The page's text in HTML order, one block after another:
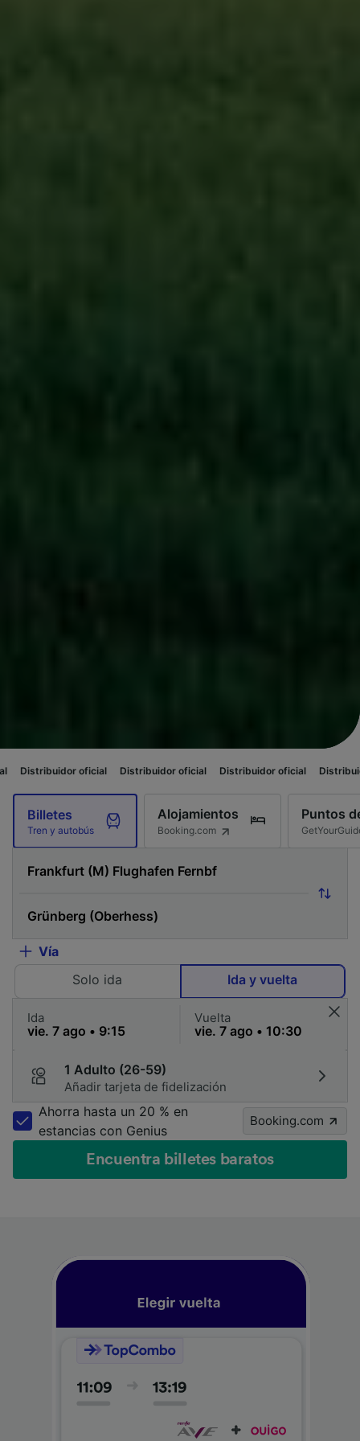
oficial Distribuidor oficial Distribuidor oficial Distribuidor oficial
Billetes
Tren y autobús
Alojamientos
Booking.com
Puntos
Vía
Solo ida
Ida y vuelta
Ida Vuelta
1 Adulto (26-59)
Añadir tarjeta de fidelización
Ahorra hasta un 20 % en
estancias con Genius
Booking.com
Encuentra billetes baratos